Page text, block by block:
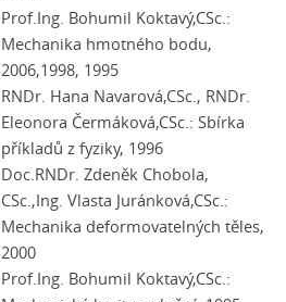
Prof.Ing. Bohumil Koktavý,CSc.:
Mechanika hmotného bodu,
2006,1998, 1995
RNDr. Hana Navarová,CSc., RNDr.
Eleonora Čermáková,CSc.: Sbírka
příkladů z fyziky, 1996
Doc.RNDr. Zdeněk Chobola,
CSc.,Ing. Vlasta Juránková,CSc.:
Mechanika deformovatelných těles,
2000
Prof.Ing. Bohumil Koktavý,CSc.: